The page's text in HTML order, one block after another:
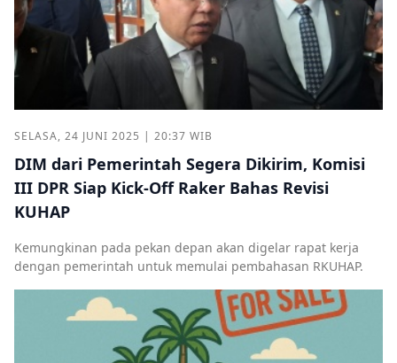
SELASA, 24 JUNI 2025 | 20:37 WIB
DIM dari Pemerintah Segera Dikirim, Komisi
III DPR Siap Kick-Off Raker Bahas Revisi
KUHAP
Kemungkinan pada pekan depan akan digelar rapat kerja
dengan pemerintah untuk memulai pembahasan RKUHAP.